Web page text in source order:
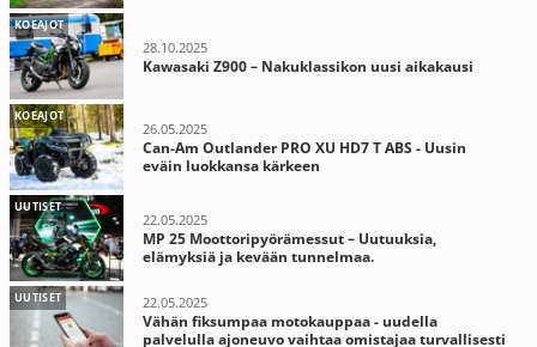
KOEAJOT
28.10.2025
Kawasaki Z900 – Nakuklassikon uusi aikakausi
KOEAJOT
26.05.2025
Can-Am Outlander PRO XU HD7 T ABS - Uusin
eväin luokkansa kärkeen
UUTISET
22.05.2025
MP 25 Moottoripyörämessut – Uutuuksia,
elämyksiä ja kevään tunnelmaa.
UUTISET 22.05.2025
Vähän fiksumpaa motokauppaa - uudella
palvelulla ajoneuvo vaihtaa omistajaa turvallisesti